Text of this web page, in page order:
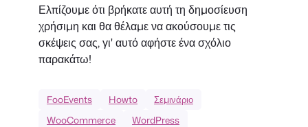
Ελπίζουμε ότι βρήκατε αυτή τη δημοσίευση
χρήσιμη και θα θέλαμε να ακούσουμε τις
σκέψεις σας, γι' αυτό αφήστε ένα σχόλιο
παρακάτω!
FooEvents Howto
Σεμινάριο
WooCommerce
WordPress